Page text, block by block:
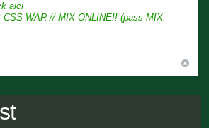
aici
CSS WAR // MIX ONLINE!! (pass MIX: